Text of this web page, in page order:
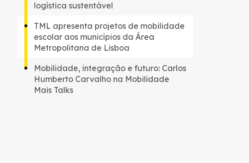
logística sustentável
TML apresenta projetos de mobilidade
escolar aos municípios da Área
Metropolitana de Lisboa
Mobilidade, integração e futuro: Carlos
Humberto Carvalho na Mobilidade
Mais Talks